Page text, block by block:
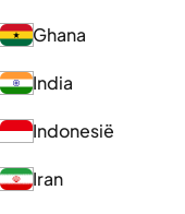
Ghana
India
Indonesië
Iran